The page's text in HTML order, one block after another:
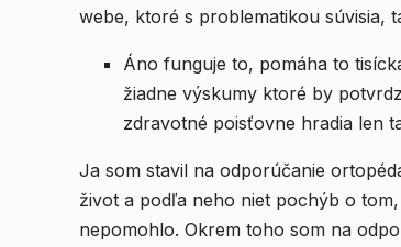
webe, ktoré s problematikou súvisia,
Áno funguje to, pomáha to
žiadne výskumy ktoré by
zdravotné poisťovne hradia len
Ja som stavil na odporúčanie
život a podľa neho niet pochýb o
nepomohlo. Okrem toho som na